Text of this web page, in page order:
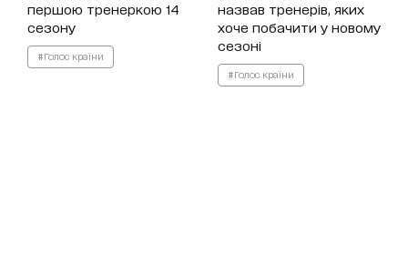
першою тренеркою 14
сезону
#Голос країни
назвав тренерів, яких
хоче побачити у новому
сезоні
#Голос країни